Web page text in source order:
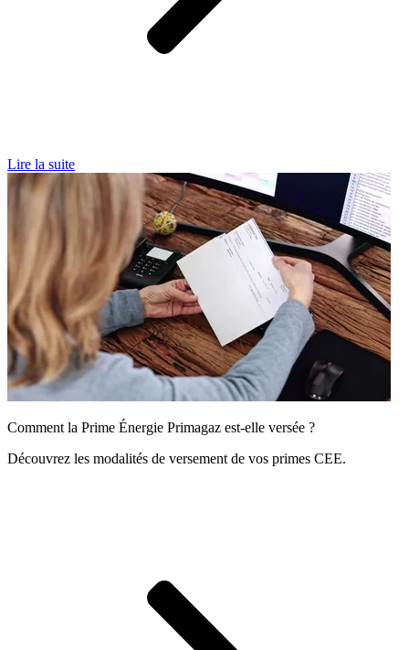
Lire la suite
Comment la Prime Énergie Primagaz est-elle versée ?
Découvrez les modalités de versement de vos primes CEE.